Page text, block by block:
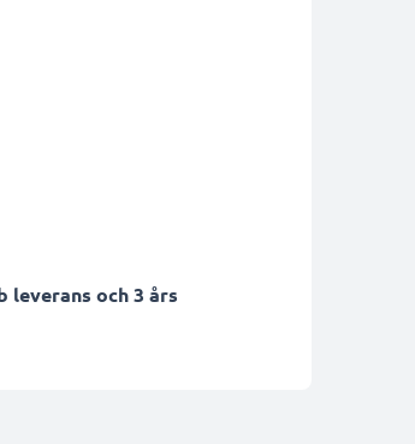
leverans och 3 års